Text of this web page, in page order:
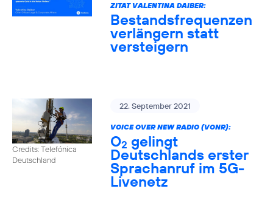
ZITAT VALENTINA DAIBER:
Bestandsfrequenzen
verlängern statt
versteigern
Credits: Telefónica
Deutschland
22. September 2021
VOICE OVER NEW RADIO (VONR):
O2 gelingt
Deutschlands erster
Sprachanruf im 5G-
Livenetz